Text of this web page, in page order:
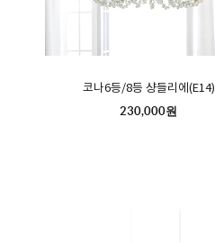
코나6등/8등 샹들리에(E14)
230,000원